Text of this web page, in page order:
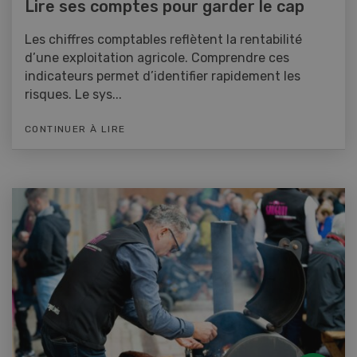
Lire ses comptes pour garder le cap
Les chiffres comptables reflètent la rentabilité
d’une exploitation agricole. Comprendre ces
indicateurs permet d’identifier rapidement les
risques. Le sys...
CONTINUER À LIRE